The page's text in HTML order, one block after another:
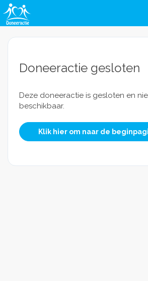
Doneeractie gesloten
Deze doneeractie is gesloten en
beschikbaar.
Klik hier om naar de